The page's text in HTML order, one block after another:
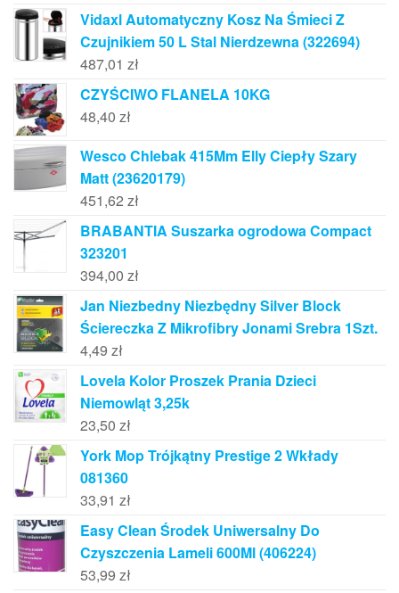
Vidaxl Automatyczny Kosz Na Śmieci Z
Czujnikiem 50 L Stal Nierdzewna (322694)
487,01 zł
CZYŚCIWO FLANELA 10KG
48,40 zł
Wesco Chlebak 415Mm Elly Ciepły Szary
Matt (23620179)
451,62 zł
BRABANTIA Suszarka ogrodowa Compact
323201
394,00 zł
Jan Niezbedny Niezbędny Silver Block
Ściereczka Z Mikrofibry Jonami Srebra 1Szt.
4,49 zł
Lovela Kolor Proszek Prania Dzieci
Niemowląt 3,25k
23,50 zł
York Mop Trójkątny Prestige 2 Wkłady
081360
33,91 zł
Easy Clean Środek Uniwersalny Do
Czyszczenia Lameli 600Ml (406224)
53,99 zł